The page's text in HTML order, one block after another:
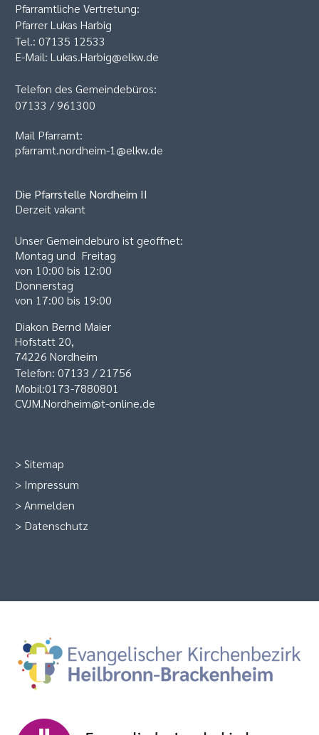
Pfarramtliche Vertretung:
Pfarrer Lukas Harbig
Tel.: 07135 12533
E-Mail: Lukas.Harbig@elkw.de
Telefon des Gemeindebüros:
07133 / 961300
Mail Pfarramt:
pfarramt.nordheim-1@elkw.de
Die Pfarrstelle Nordheim II
Derzeit vakant
Unser Gemeindebüro ist geöffnet:
Montag und Freitag
von 10:00 bis 12:00
Donnerstag
von 17:00 bis 19:00
Diakon Bernd Maier
Hofstatt 20,
74226 Nordheim
Telefon: 07133 / 21756
Mobil:0173-7880801
CVJM.Nordheim@t-online.de
>Sitemap
> Impressum
>Anmelden
> Datenschutz